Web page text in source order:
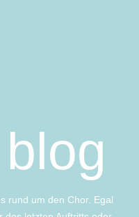
rund um den Chor. Egal